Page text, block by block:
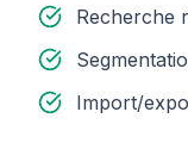
Recherche
Import/